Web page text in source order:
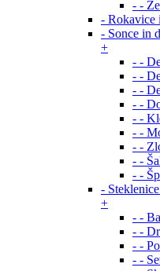
- -
- Rokavice
- Sonce in
+
- -
- -
- -
- -
- -
- -
- -
- -
- -
-
+
- -
- -
- -
- -